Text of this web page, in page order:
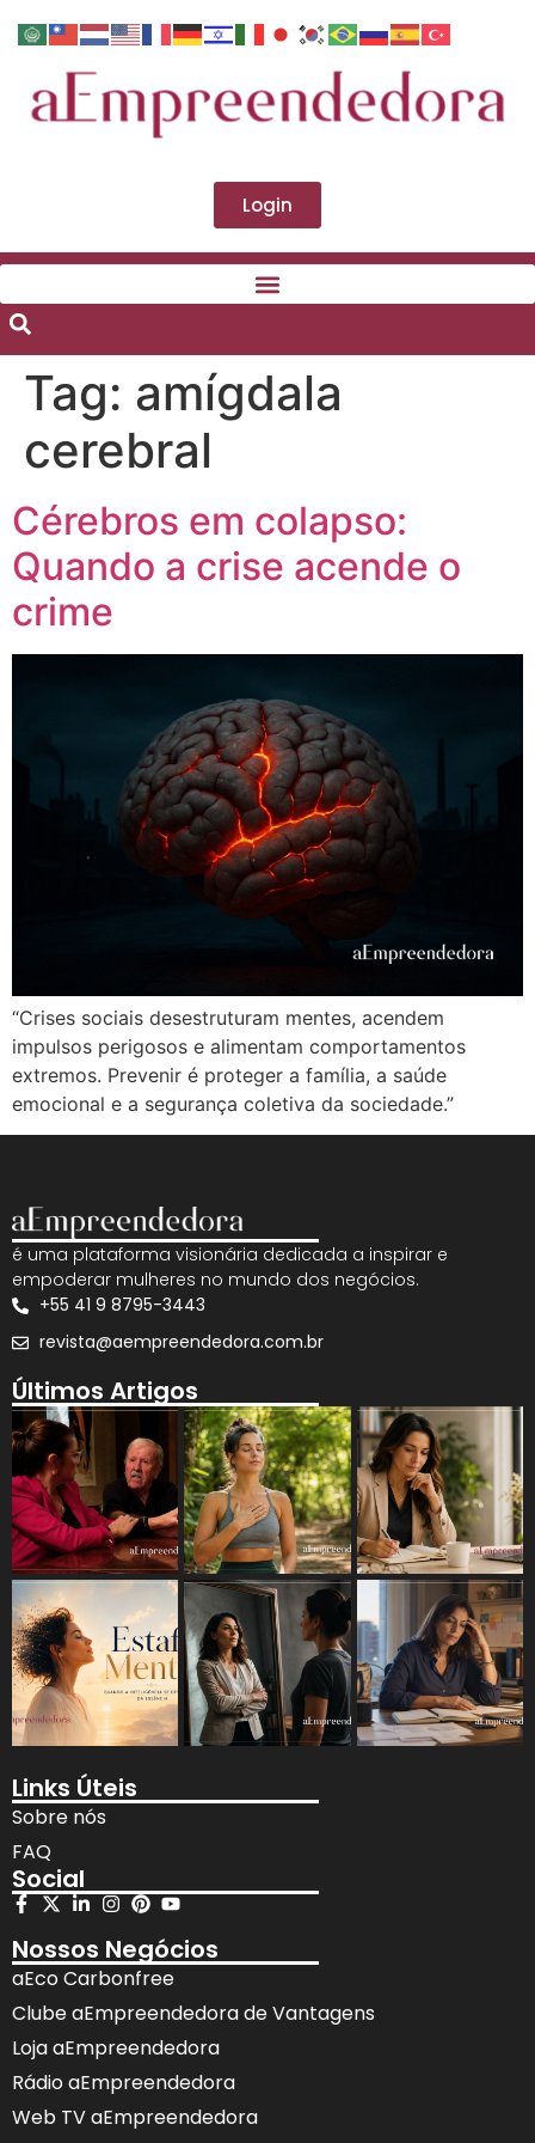
Login
Tag: amígdala
cerebral
Cérebros em colapso:
Quando a crise acende o
crime
“Crises sociais desestruturam mentes, acendem
impulsos perigosos e alimentam comportamentos
extremos. Prevenir é proteger a família, a saúde
emocional e a segurança coletiva da sociedade.”
é uma plataforma visionária dedicada a inspirar e
empoderar mulheres no mundo dos negócios.
+55 41 9 8795-3443
revista@aempreendedora.com.br
Últimos Artigos
Links Úteis
Sobre nós
FAQ
Social
Nossos Negócios
aEco Carbonfree
Clube aEmpreendedora de Vantagens
Loja aEmpreendedora
Rádio aEmpreendedora
Web TV aEmpreendedora